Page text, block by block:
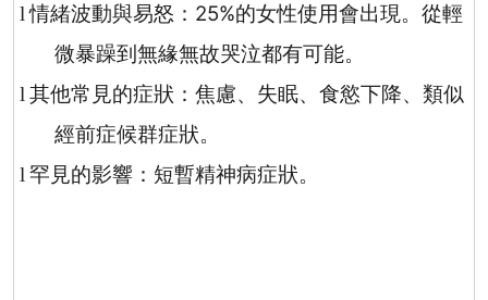
l情緒波動與易怒： 25%的女性使用會出現。從輕
微暴躁到無緣無故哭泣都有可能。
l其他常見的症狀：焦慮、失眠、食慾下降、類似
經前症候群症狀。
l罕見的影響：短暫精神病症狀。